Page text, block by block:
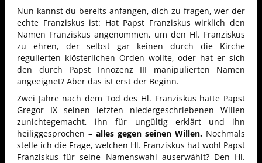
Nun kannst du bereits anfangen, dich zu fragen, wer der
echte Franziskus ist: Hat Papst Franziskus wirklich den
Namen Franziskus angenommen, um den Hl. Franziskus
zu ehren, der selbst gar keinen durch die Kirche
regulierten klösterlichen Orden wollte, oder hat er sich
den durch Papst Innozenz III manipulierten Namen
angeeignet? Aber das ist erst der Beginn.
Zwei Jahre nach dem Tod des Hl. Franziskus hatte Papst
Gregor IX seinen letzten niedergeschriebenen Willen
zunichtegemacht, ihn für ungültig erklärt und ihn
heiliggesprochen – alles gegen seinen Willen. Nochmals
stelle ich die Frage, welchen Hl. Franziskus hat wohl Papst
Franziskus für seine Namenswahl auserwählt? Den Hl.